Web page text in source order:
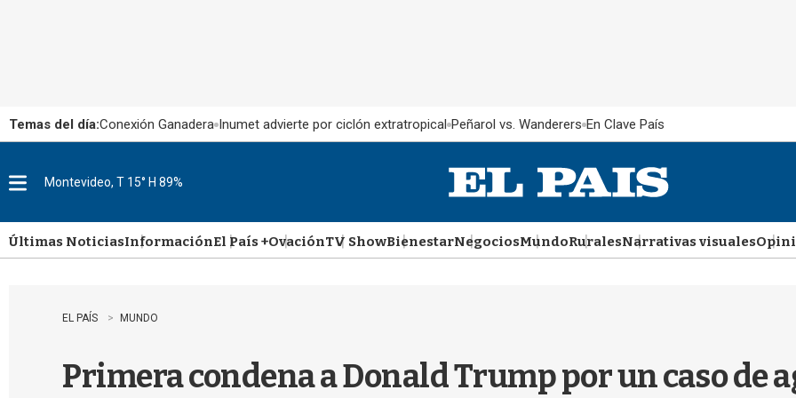
Temas del día:Conexión Ganadera Inumet advierte por ciclón extratropical Peñarol vs. Wanderers En Clave País
u
Montevideo, T 15° H 89%
Últimas NoticiasInformaciónEl País +OvaciónTV ShowBienestarNegociosMundoRuralesNarrativas visuales
EL PAÍS MUNDO
Primera condena a Donald Trump por un caso de